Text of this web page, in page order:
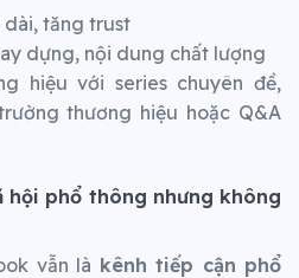
dài, tăng trust
dựng, nội dung chất lượng
hiệu với series chuyên đề,
thương hiệu hoặc Q&A
hội phổ thông nhưng không
vẫn là kênh tiếp cận phổ